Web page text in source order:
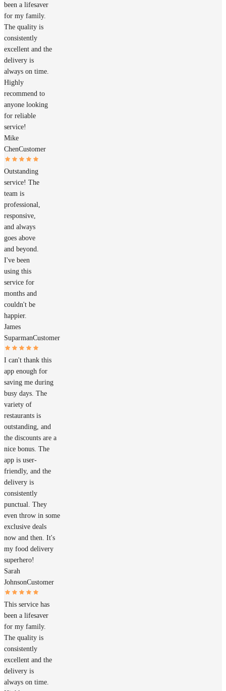
been a lifesaver
for my family.
The quality is
consistently
excellent and the
delivery is
always on time.
Highly
recommend to
anyone looking
for reliable
service!
Mike
ChenCustomer
Outstanding
service! The
team is
professional,
responsive,
and always
goes above
and beyond.
I've been
using this
service for
months and
couldn't be
happier.
James
SuparmanCustomer
I can't thank this
app enough for
saving me during
busy days. The
variety of
restaurants is
outstanding, and
the discounts are a
nice bonus. The
app is user-
friendly, and the
delivery is
consistently
punctual. They
even throw in some
exclusive deals
now and then. It's
my food delivery
superhero!
Sarah
JohnsonCustomer
This service has
been a lifesaver
for my family.
The quality is
consistently
excellent and the
delivery is
always on time.